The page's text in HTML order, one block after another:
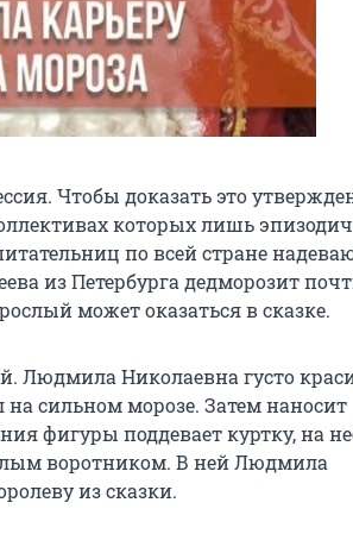
Чтобы доказать это
которых лишь
по всей стране
из Петербурга дедморозит
может оказаться в сказке.
Людмила Николаевна густо
сильном морозе. Затем наносит
фигуры поддевает куртку, на
воротником. В ней Людмила
из сказки.